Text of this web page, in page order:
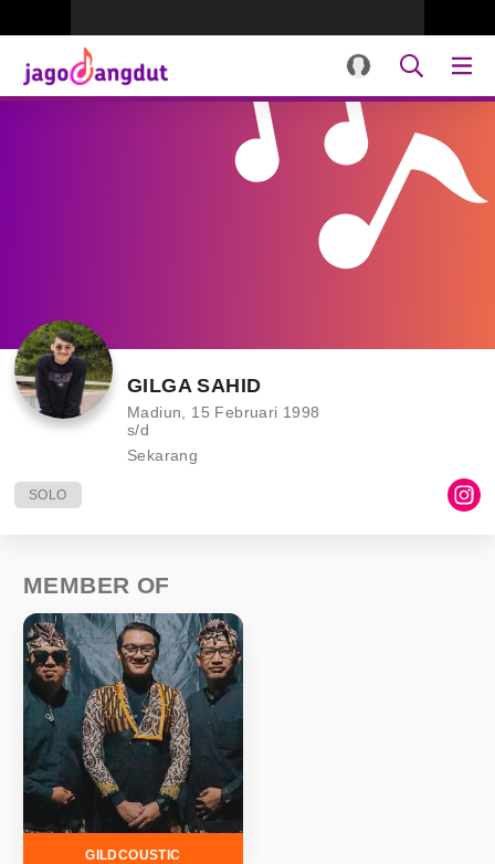
GILGA SAHID
Madiun, 15 Februari 1998
s/d
Sekarang
SOLO
MEMBER OF
GILDCOUSTIC